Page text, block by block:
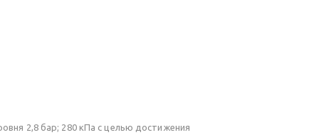
2,8 бар; 280 кПа с целью достижения